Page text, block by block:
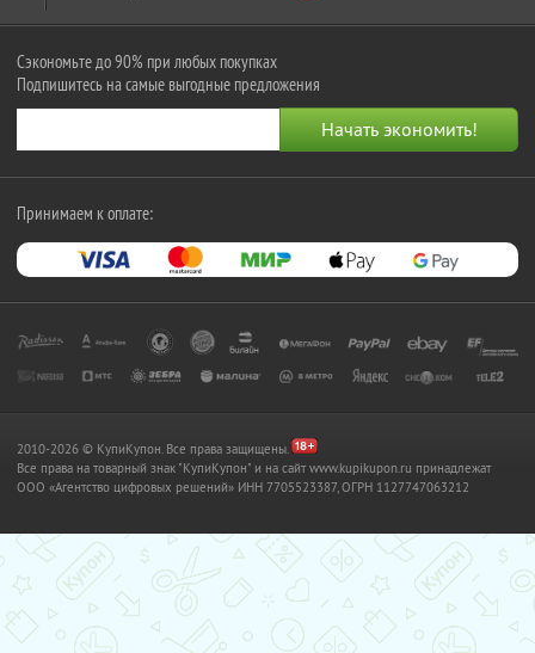
Сэкономьте до 90% при любых покупках
Подпишитесь на самые выгодные предложения
Принимаем к оплате:
2010-2026 © КупиКупон. Все права защищены.
Все права на товарный знак "КупиКупон" и на сайт www.kupikupon.ru принадлежат
OOO «Агентство цифровых решений» ИНН 7705523387, ОГРН 1127747063212